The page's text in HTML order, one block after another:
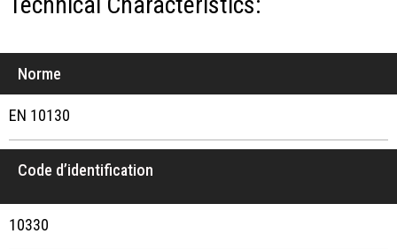
Norme
EN 10130
Code d’identification
10330